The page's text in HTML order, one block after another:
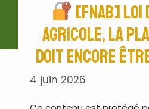
[FNAB]
agricole, la
doit encore
4 juin 2026